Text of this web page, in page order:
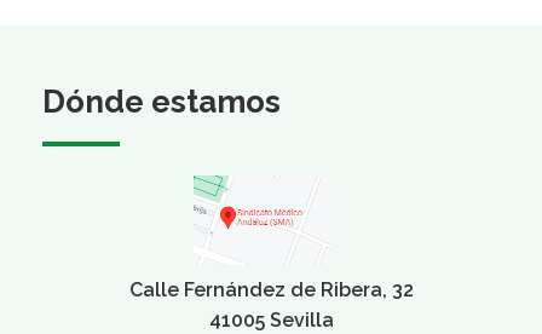
Dónde estamos
Calle Fernández de Ribera, 32
41005 Sevilla